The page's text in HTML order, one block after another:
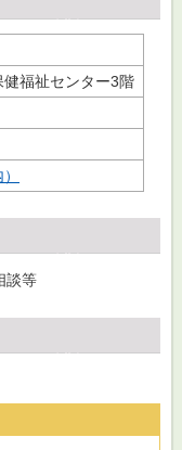
福祉センター3階
談等